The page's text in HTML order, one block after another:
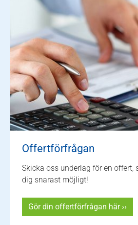
Offertförfrågan
Skicka oss underlag för en offert,
dig snarast möjligt!
Gör din offertförfrågan här ››